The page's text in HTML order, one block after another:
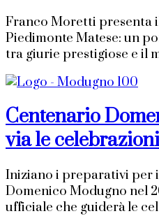
Franco Moretti presenta
Piedimonte Matese: un
tra giurie prestigiose e il
Centenario
via le celebrazioni
Iniziano i preparativi per
Domenico Modugno nel
ufficiale che guiderà le